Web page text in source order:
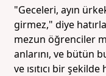
"Geceleri, ayın
girmez," diye
mezun öğrenciler
anlarını, ve bütün
ve ısıtıcı bir